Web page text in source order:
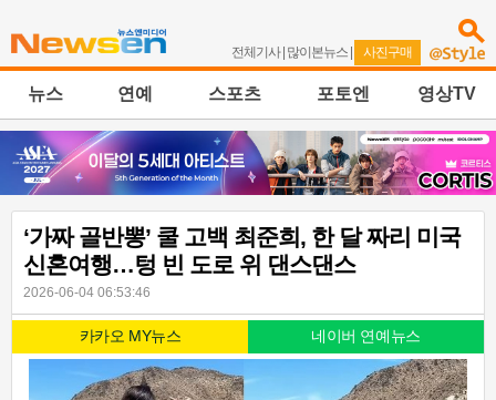
전체기사| 많이본뉴스 | 사진구매
뉴스 연예 스포츠 포토엔 영상TV
‘가짜 골반뽕’ 쿨 고백 최준희, 한 달 짜리 미국
신혼여행…텅 빈 도로 위 댄스댄스
2026-06-04 06:53:46
카카오 MY뉴스 네이버 연예뉴스